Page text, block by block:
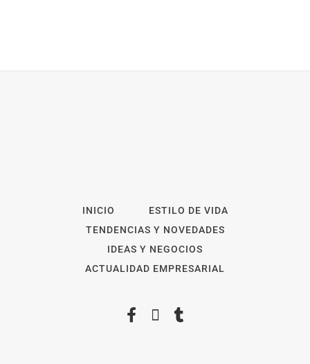
INICIO
ESTILO DE VIDA
TENDENCIAS Y NOVEDADES
IDEAS Y NEGOCIOS
ACTUALIDAD EMPRESARIAL